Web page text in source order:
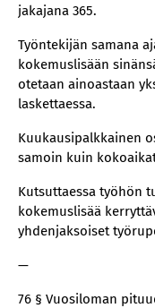
jakajana 365.
Työntekijän samana
kokemuslisään
otetaan ainoastaan
laskettaessa.
Kuukausipalkkainen
samoin kuin
Kutsuttaessa työhön
kokemuslisää
yhdenjaksoiset
—
76 § Vuosiloman